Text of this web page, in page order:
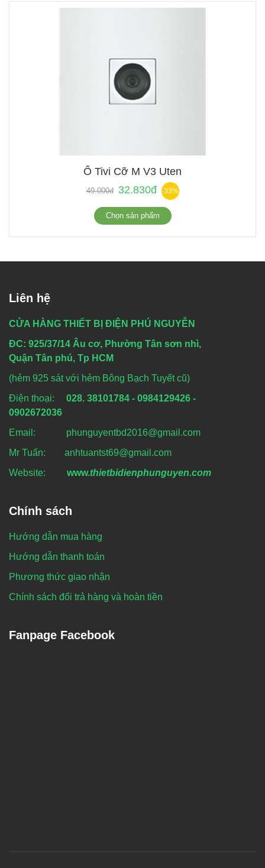
Ổ Tivi Cỡ M V3 Uten
49.000đ 32.830đ -33%
Chọn sản phẩm
Liên hệ
CỬA HÀNG THIẾT BỊ ĐIỆN PHÚ NGUYỄN
ĐC: 925/37/14 Âu cơ, Phường Tân sơn nhì,
Quận Tân phú, Tp HCM
(hẻm 925 sát với hẻm Bông Bạch Tuyết cũ)
Điện thoại: 028. 38101784 - 0984129426 -
0902672036
Email: phunguyentbd2016@gmail.com
Mr Tuấn: anhtuantst69@gmail.com
Website:
www.thietbidienphunguyen.com
Chính sách
Hướng dẫn mua hàng
Hướng dẫn thanh toán
Phương thức giao nhận
Chính sách đổi trả hàng và hoàn tiền
Fanpage Facebook